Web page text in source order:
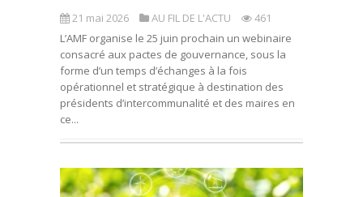
21 mai 2026 AU FIL DE L'ACTU
461
L’AMF organise le 25 juin prochain un webinaire
consacré aux pactes de gouvernance, sous la
forme d’un temps d’échanges à la fois
opérationnel et stratégique à destination des
présidents d’intercommunalité et des maires en
ce...